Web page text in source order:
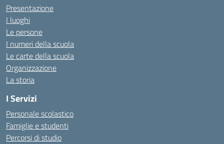
Presentazione
I luoghi
Le persone
I numeri della scuola
Le carte della scuola
Organizzazione
La storia
I Servizi
Personale scolastico
Famiglie e studenti
Percorsi di studio